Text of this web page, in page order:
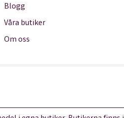
Blogg
Våra butiker
Om oss